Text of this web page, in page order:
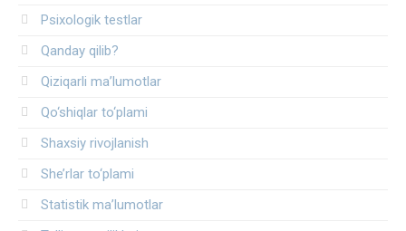
Psixologik testlar
Qanday qilib?
Qiziqarli ma’lumotlar
Qo‘shiqlar to‘plami
Shaxsiy rivojlanish
She’rlar to‘plami
Statistik ma’lumotlar